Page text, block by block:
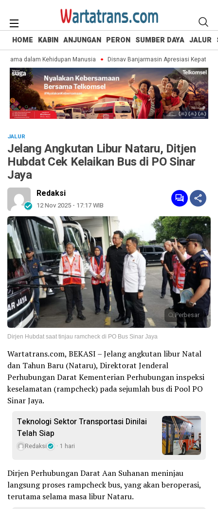
HOME KABIN ANJUNGAN PERON SUMBER DAYA JALUR
dalam Kehidupan Manusia Disnav Banjarmasin Apresiasi Kepatuhan
JALUR
Jelang Angkutan Libur Nataru, Ditjen
Hubdat Cek Kelaikan Bus di PO Sinar
Jaya
Redaksi
12 Nov 2025 - 17:17 WIB
Perbesar
Dirjen Hubdat saat tinjau ramcheck di PO Bus Sinar Jaya
Wartatrans.com, BEKASI – Jelang angkutan libur Natal
dan Tahun Baru (Nataru), Direktorat Jenderal
Perhubungan Darat Kementerian Perhubungan inspeksi
keselamatan (rampcheck) pada sejumlah bus di Pool PO
Sinar Jaya.
Teknologi Sektor Transportasi Dinilai
Telah Siap
Redaksi 1 hari
Dirjen Perhubungan Darat Aan Suhanan meninjau
langsung proses rampcheck bus, yang akan beroperasi,
terutama selama masa libur Nataru.